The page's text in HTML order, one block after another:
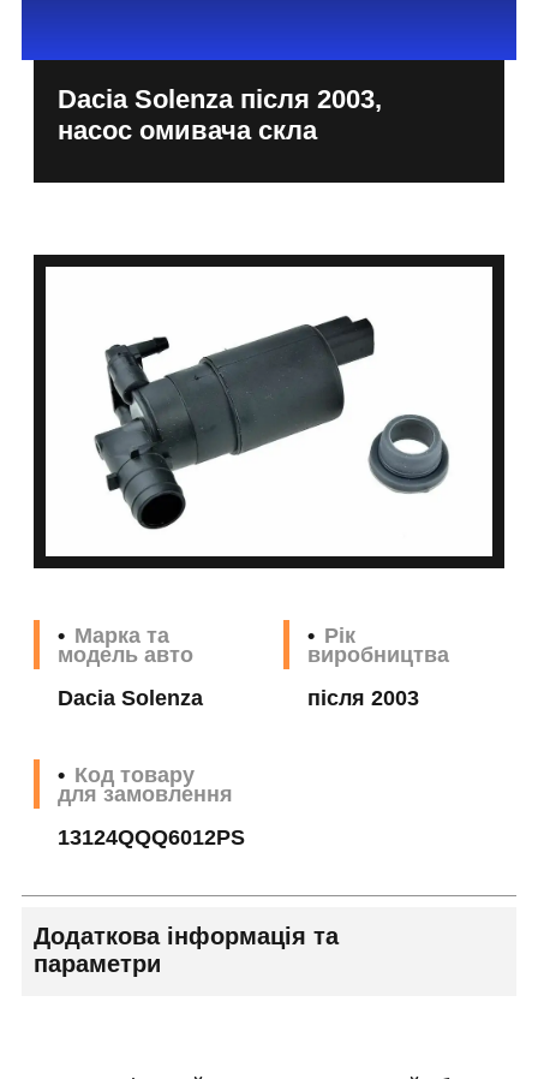
Dacia Solenza після 2003,
насос омивача скла
Марка та
модель авто
Dacia Solenza
Рік
виробництва
після 2003
Код товару
для замовлення
13124QQQ6012PS
Додаткова інформація та
параметри